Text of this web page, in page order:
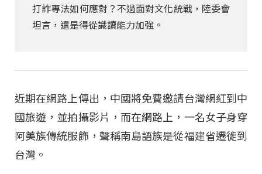
打詐專法如何應對？不過面對文化統戰，陸委會
坦言，還是得從識讀能力加強。
近期在網路上傳出，中國將免費邀請台灣網紅到中
國旅遊，並拍攝影片，而在網路上，一名女子身穿
阿美族傳統服飾，聲稱南島語族是從福建省遷徙到
台灣。